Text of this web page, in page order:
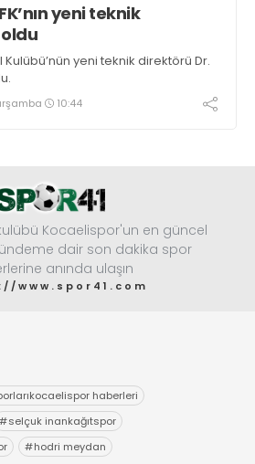
yeni teknik
Kulübü’nün yeni teknik direktörü Dr.
10:44
Kocaelispor'un en güncel
dair son dakika spor
anında ulaşın
www.spor41.com
haberleri
#selçuk inankağıtspor
#hodri meydan